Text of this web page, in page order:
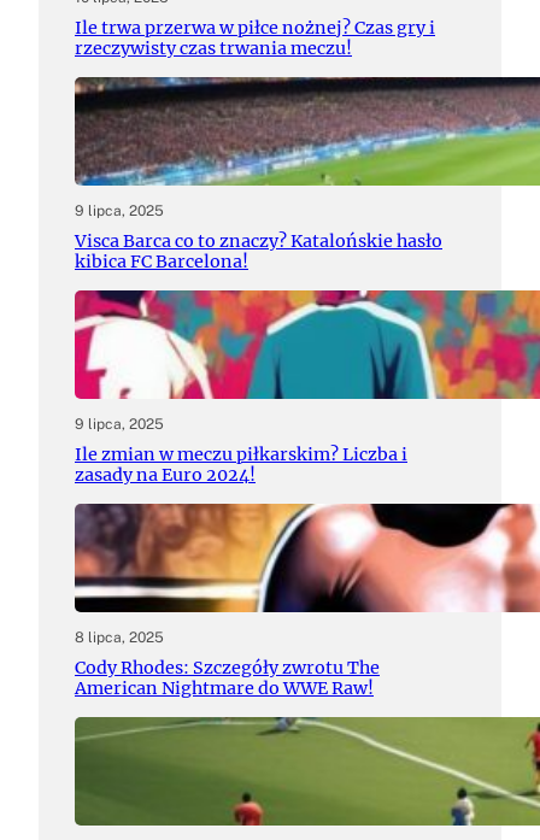
Ile trwa przerwa w piłce nożnej? Czas gry i
rzeczywisty czas trwania meczu!
9 lipca, 2025
Visca Barca co to znaczy? Katalońskie hasło
kibica FC Barcelona!
9 lipca, 2025
Ile zmian w meczu piłkarskim? Liczba i
zasady na Euro 2024!
8 lipca, 2025
Cody Rhodes: Szczegóły zwrotu The
American Nightmare do WWE Raw!